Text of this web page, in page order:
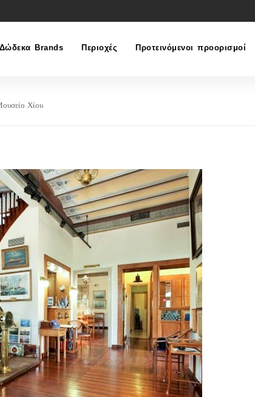
Δώδεκα Brands Περιοχές Προτεινόμενοι προορισμοί
Χίου